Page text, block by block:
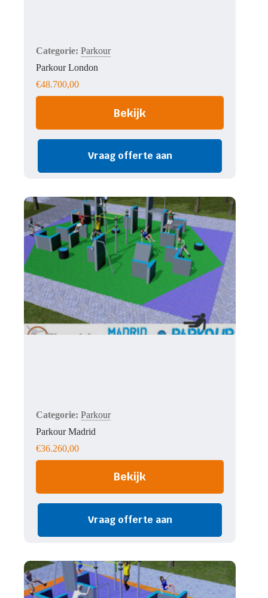
Parkour
Parkour London
€48.700,00
Bekijk
Vraag offerte aan
Parkour
Parkour Madrid
€36.260,00
Bekijk
Vraag offerte aan